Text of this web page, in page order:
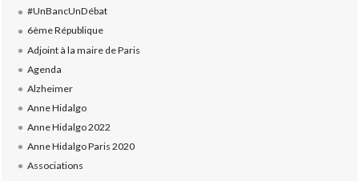
#UnBancUnDébat
6ème République
Adjoint à la maire de Paris
Agenda
Alzheimer
Anne Hidalgo
Anne Hidalgo 2022
Anne Hidalgo Paris 2020
Associations